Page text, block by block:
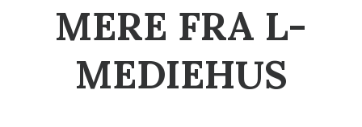
MERE FRA L-
MEDIEHUS